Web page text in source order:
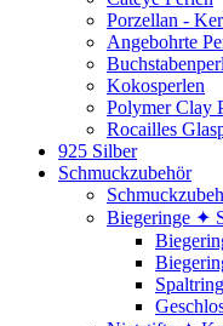
Porzellan -
Angebohrte
Kokosperlen
Polymer Clay
Rocailles
925 Silber
Schmuckzubehör
Biegeringe ✦